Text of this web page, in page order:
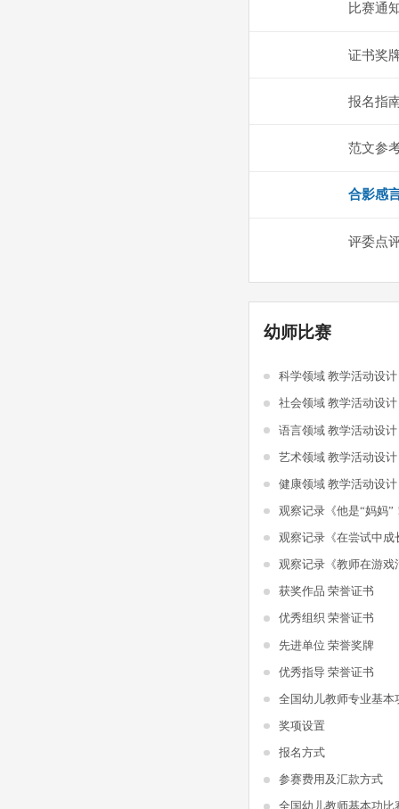
比赛通
证书奖
报名指
范文参
合影感
评委点
幼师比赛
科学领域 教学活动设
社会领域 教学活动设
语言领域 教学活动设
艺术领域 教学活动设
健康领域 教学活动设
观察记录《他是“妈妈”
观察记录《在尝试中成
获奖作品 荣誉证书
优秀组织 荣誉证书
先进单位 荣誉奖牌
优秀指导 荣誉证书
全国幼儿教师专业基本
奖项设置
报名方式
参赛费用及汇款方式
全国幼儿教师基本功比